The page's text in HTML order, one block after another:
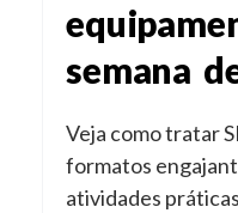
semana
Veja como tratar
formatos
atividades